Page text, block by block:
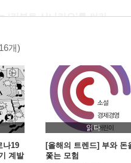
‘리부트 시나리오’를 써라
시나리오가 빛난다
나리오 쓰는 법
부트의 속도를 올려라
되어야 일자리를 구한다
는 ‘즉시 교육’의 시대가 왔다
이썬을 배우는 이유
의 ‘팀’을 만들어라
개)
나19
계발
읽다
[올해의 트렌드] 부와 돈
쫓는 모험